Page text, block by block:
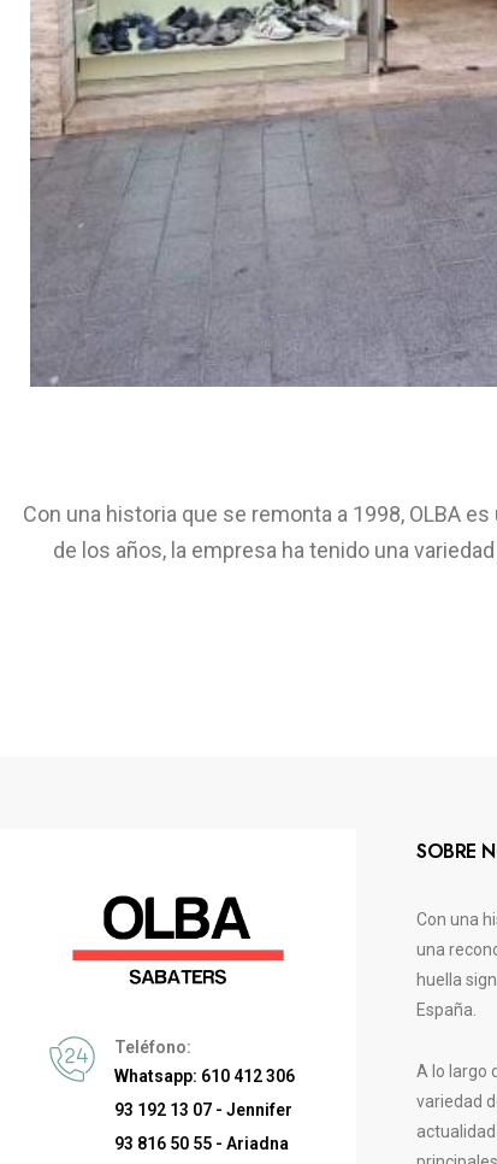
Con una historia que se remonta a 1998, OLBA
de los años, la empresa ha tenido una
Teléfono:
Whatsapp: 610 412 306
93 192 13 07 - Jennifer
93 816 50 55 - Ariadna
SOBRE
Con una
una
huella
España.
A lo largo
variedad